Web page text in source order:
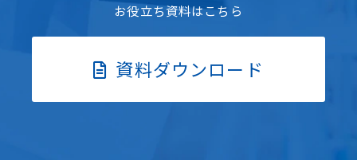
お役立ち資料はこちら
資料ダウンロード